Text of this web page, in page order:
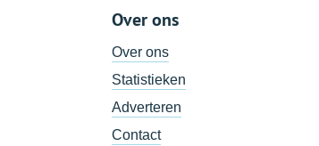
Over ons
Over ons
Statistieken
Adverteren
Contact